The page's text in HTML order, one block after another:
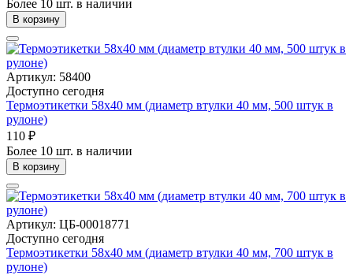
Более 10 шт. в наличии
В корзину
Артикул: 58400
Доступно сегодня
Термоэтикетки 58x40 мм (диаметр втулки 40 мм, 500 штук в
рулоне)
110 ₽
Более 10 шт. в наличии
В корзину
Артикул: ЦБ-00018771
Доступно сегодня
Термоэтикетки 58х40 мм (диаметр втулки 40 мм, 700 штук в
рулоне)